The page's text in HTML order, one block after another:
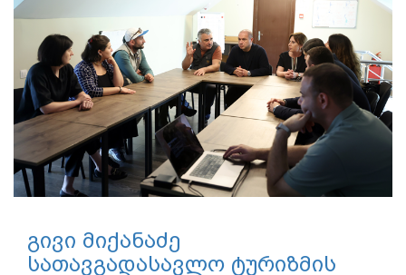
გივი მიქანაძე
სათავგადასავლო ტურიზმის